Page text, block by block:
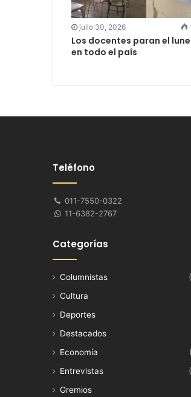
julio 30, 2026
Los docentes paran el
en todo el país
Teléfono
011-7550-0322
11-6382-2767
Categorías
Columnistas
Cultura
Deportes
Destacados
Economía
Entrevistas
Gremios